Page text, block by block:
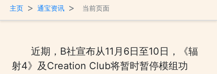
主页 > 通宝资讯 > 当前页面
近期，B社宣布从11月6日至10日，《辐
射4》及Creation Club将暂时暂停模组功